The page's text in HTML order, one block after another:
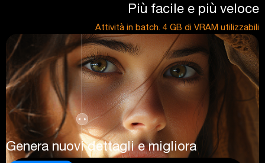
Più facile e più veloce
Attività in batch. 4 GB di VRAM utilizzabili
Genera nuovi dettagli e migliora